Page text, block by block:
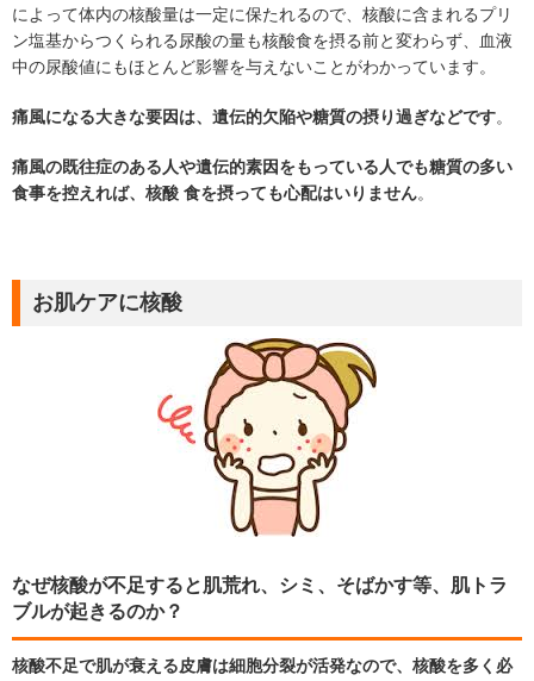
によって体内の核酸量は一定に保たれるので、核酸に含まれるプリ
ン塩基からつくられる尿酸の量も核酸食を摂る前と変わらず、血液
中の尿酸値にもほとんど影響を与えないことがわかっています。
痛風になる大きな要因は、遺伝的欠陥や糖質の摂り過ぎなどです。
痛風の既往症のある人や遺伝的素因をもっている人でも糖質の多い
食事を控えれば、核酸 食を摂っても心配はいりません。
お肌ケアに核酸
なぜ核酸が不足すると肌荒れ、シミ、そばかす等、肌トラ
ブルが起きるのか？
核酸不足で肌が衰える皮膚は細胞分裂が活発なので、核酸を多く必